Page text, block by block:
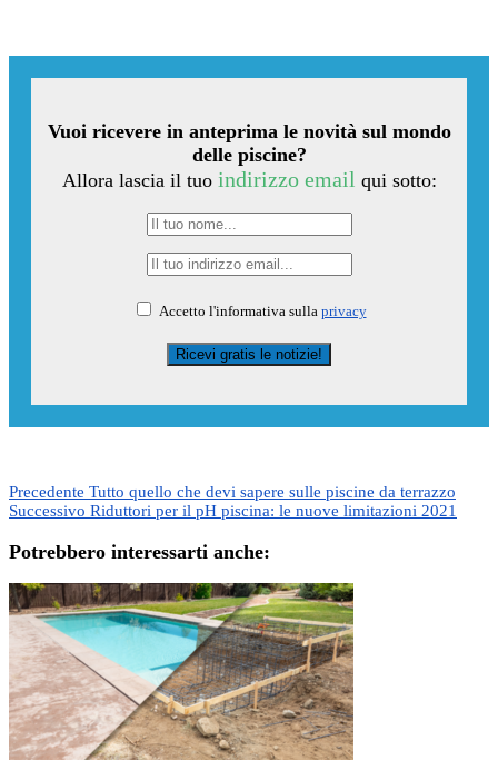
Vuoi ricevere in anteprima le novità sul mondo
delle piscine?
Allora lascia il tuo indirizzo email qui sotto:
Accetto l'informativa sulla privacy
Precedente Tutto quello che devi sapere sulle piscine da terrazzo
Successivo Riduttori per il pH piscina: le nuove limitazioni 2021
Potrebbero interessarti anche: